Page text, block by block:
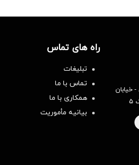
خیابان
راه های تماس
تبلیغات
تماس با ما
همکاری با ما
بیانیه مأموریت